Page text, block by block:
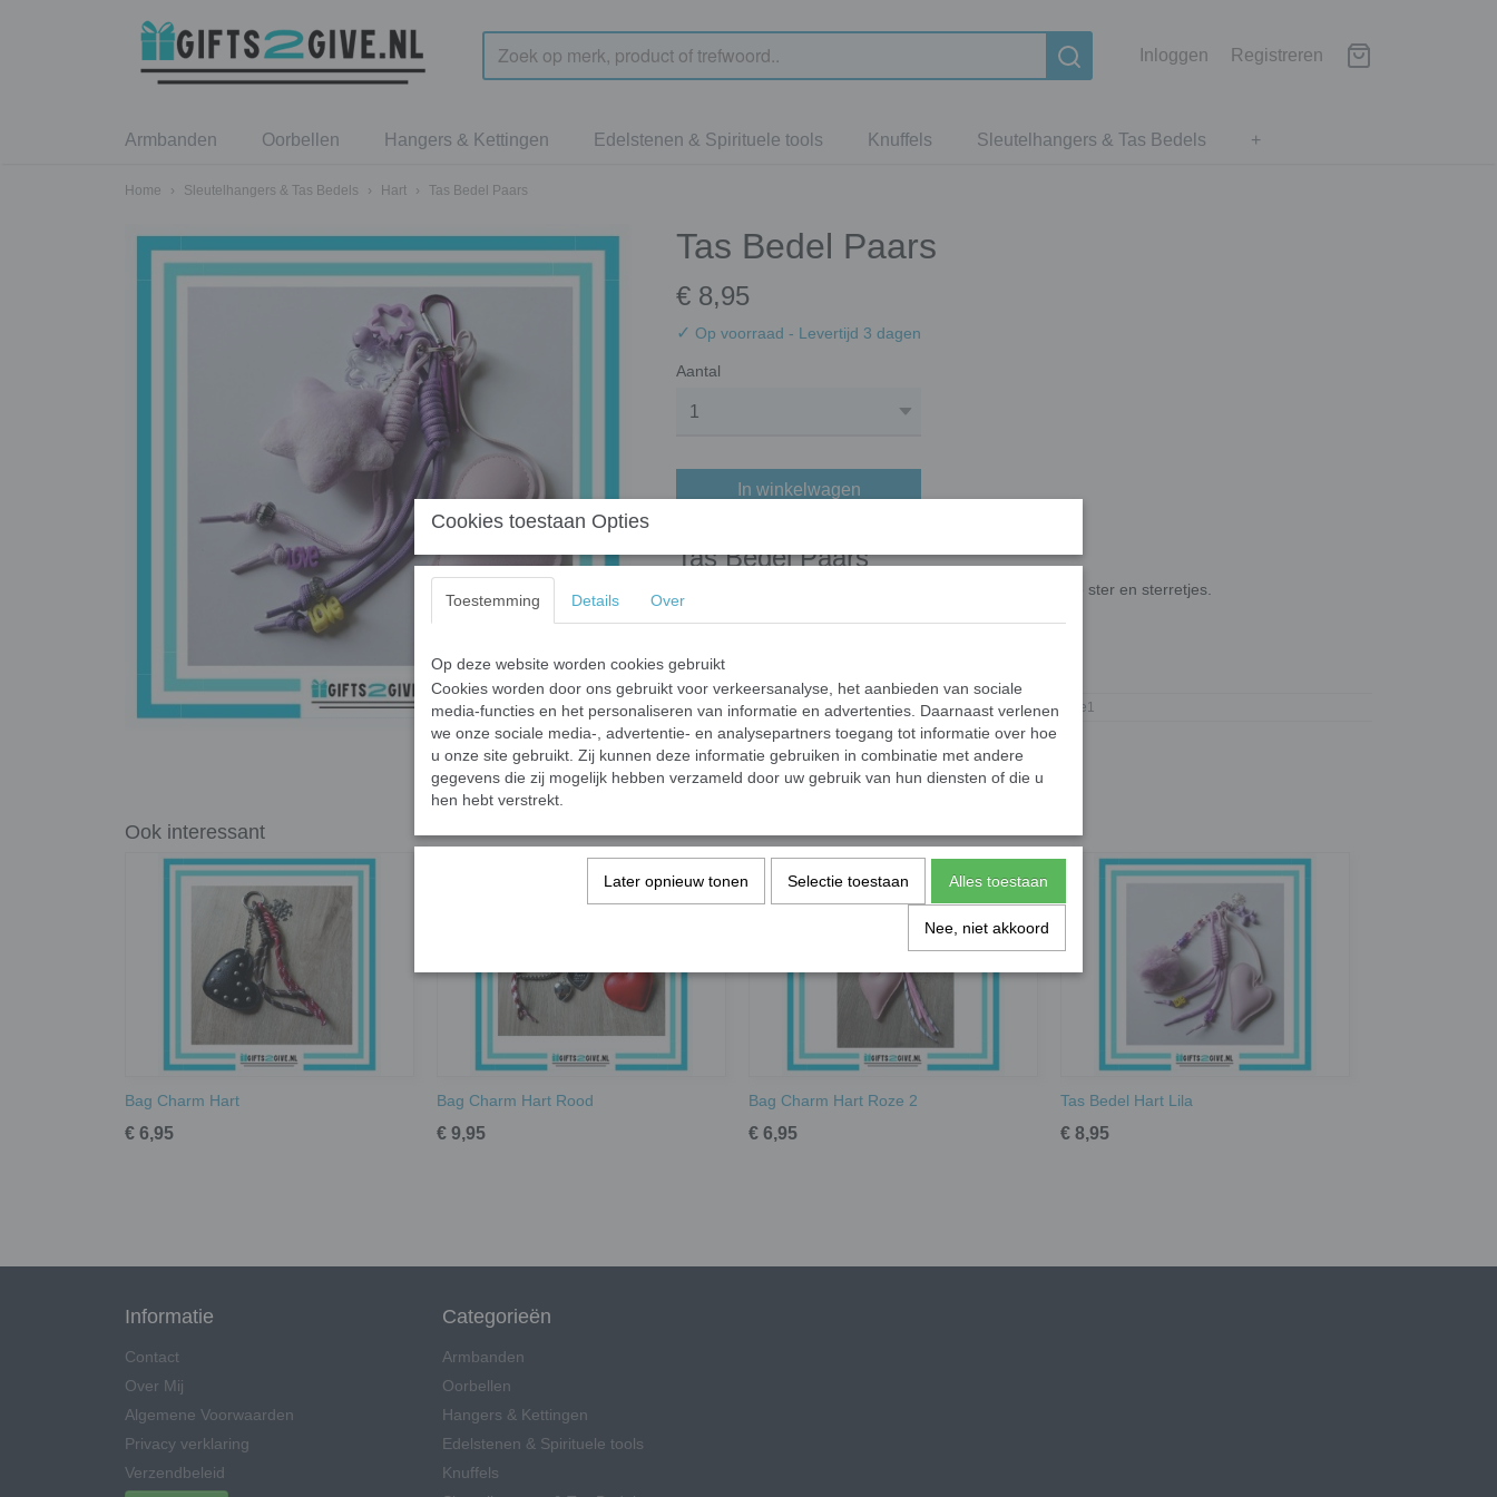
Inloggen Registreren
Armbanden Oorbellen Hangers & Kettingen Edelstenen & Spirituele tools Knuffels Sleutelhangers & Tas Bedels +
Home › Sleutelhangers & Tas Bedels › Hart › Tas Bedel Paars
Tas Bedel Paars
€ 8,95
✓ Op voorraad - Levertijd 3 dagen
Aantal
In winkelwagen
Tas Bedel Paars
Tas bedel met een pu lila hart, een noodfluitje, een pluche ster en sterretjes.
Productcode
Productcode leverancier
Gifts2Give1
Ook interessant
Bag Charm Hart
€ 6,95
Bag Charm Hart Rood
€ 9,95
Bag Charm Hart Roze 2
€ 6,95
Tas Bedel Hart Lila
€ 8,95
Informatie
Contact
Over Mij
Algemene Voorwaarden
Privacy verklaring
Verzendbeleid
Categorieën
Armbanden
Oorbellen
Hangers & Kettingen
Edelstenen & Spirituele tools
Knuffels
Cookies toestaan Opties
Toestemming Details Over
Op deze website worden cookies gebruikt
Cookies worden door ons gebruikt voor verkeersanalyse, het aanbieden van sociale
media-functies en het personaliseren van informatie en advertenties. Daarnaast verlenen
we onze sociale media-, advertentie- en analysepartners toegang tot informatie over hoe
u onze site gebruikt. Zij kunnen deze informatie gebruiken in combinatie met andere
gegevens die zij mogelijk hebben verzameld door uw gebruik van hun diensten of die u
hen hebt verstrekt.
Later opnieuw tonen Selectie toestaan Alles toestaan
Nee, niet akkoord